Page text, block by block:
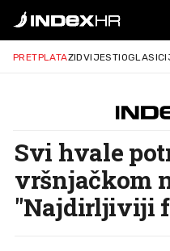
PRETPLATAZIDVIJESTIOGLASI
Svi hvale
vršnjačkom
"Najdirljiviji